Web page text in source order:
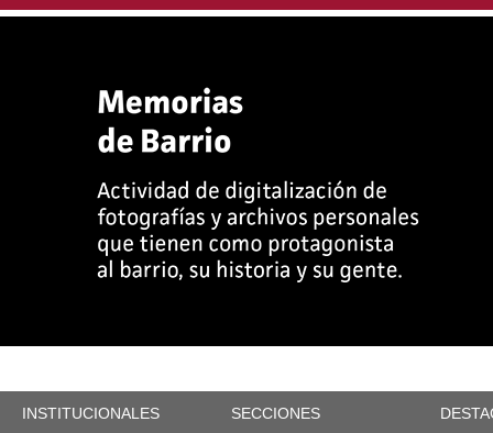
INSTITUCIONALES SECCIONES